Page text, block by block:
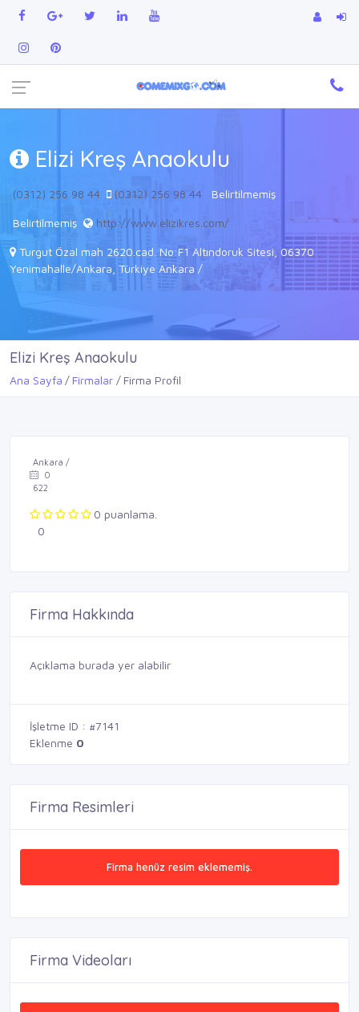
Elizi Kreş Anaokulu
(0312) 256 98 44 (0312) 256 98 44 Belirtilmemiş
Belirtilmemiş http://www.elizikres.com/
Turgut Özal mah 2620.cad. No:F1 Altındoruk Sitesi, 06370
Yenimahalle/Ankara, Türkiye Ankara /
Elizi Kreş Anaokulu
Ana Sayfa Firmalar Firma Profil
Ankara /
0
622
0 puanlama.
0
Firma Hakkında
Açıklama burada yer alabilir
İşletme ID : #7141
Eklenme 0
Firma Resimleri
Firma henüz resim eklememiş.
Firma Videoları